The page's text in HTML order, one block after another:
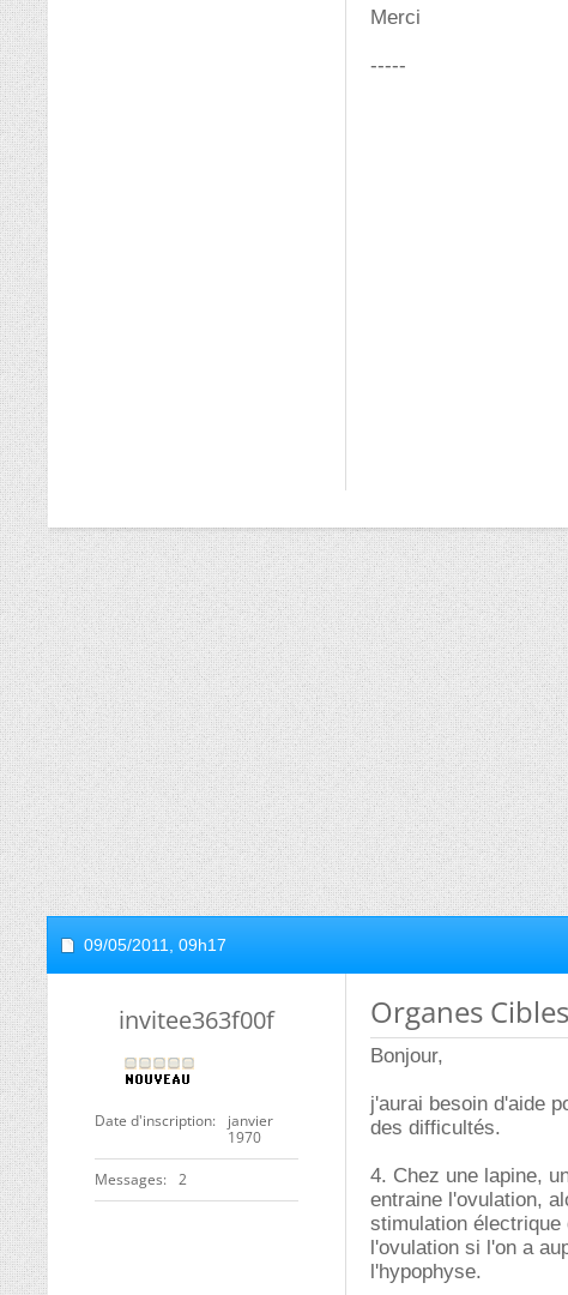
Merci
-----
09/05/2011, 09h17
invitee363f00f
Date d'inscription
janvier
1970
Messages 2
Organes Cibles
Bonjour,
j'aurai besoin d'aide
des difficultés.
4. Chez une lapine,
entraine l'ovulation,
stimulation
l'ovulation si l'on a
l'hypophyse.